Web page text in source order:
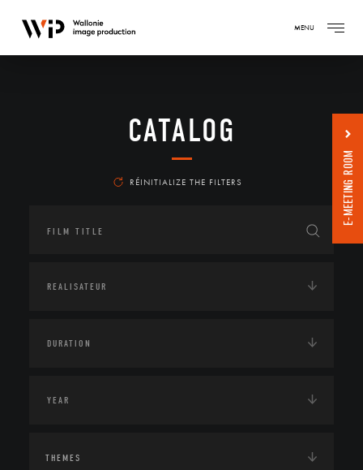
MENU
CATALOG
RÉINITIALIZE THE FILTERS
THEMES
E-MEETING ROOM